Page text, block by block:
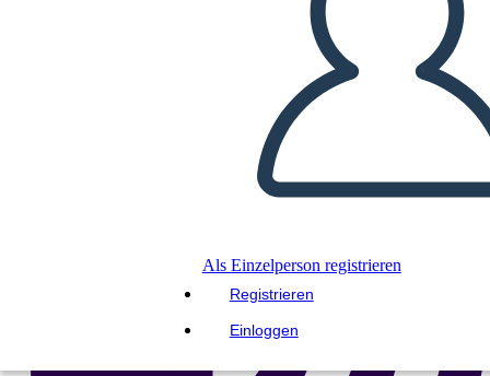
Als Einzelperson registrieren
Registrieren
Einloggen
DIASHOW ABSPIELEN
LIES MIR VOR